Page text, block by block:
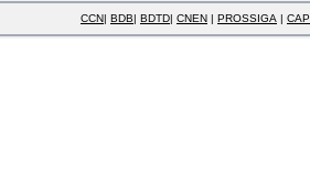
CCN| BDB| BDTD| CNEN | PROSSIGA |